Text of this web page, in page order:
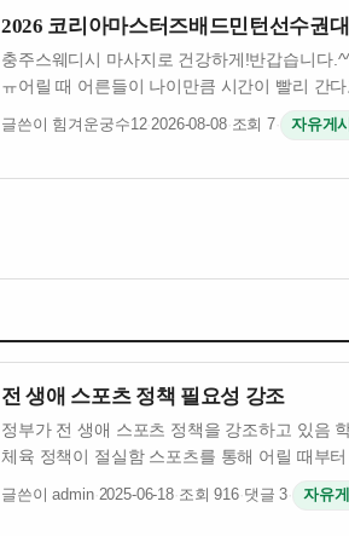
2026 코리아마스터즈배드민턴선수권
충주스웨디시 마사지로 건강하게!​​반갑습니다
ㅠ어릴 때 어른들이 나이만큼 시간이 빨리 간
글쓴이 힘겨운궁수12·2026-08-08·조회 7· 자유게
전 생애 스포츠 정책 필요성 강조
정부가 전 생애 스포츠 정책을 강조하고 있음
체육 정책이 절실함 스포츠를 통해 어릴 때부
글쓴이 admin·2025-06-18·조회 916·댓글 3· 자유